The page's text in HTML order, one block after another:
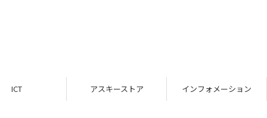
ICT アスキーストア インフォメーション